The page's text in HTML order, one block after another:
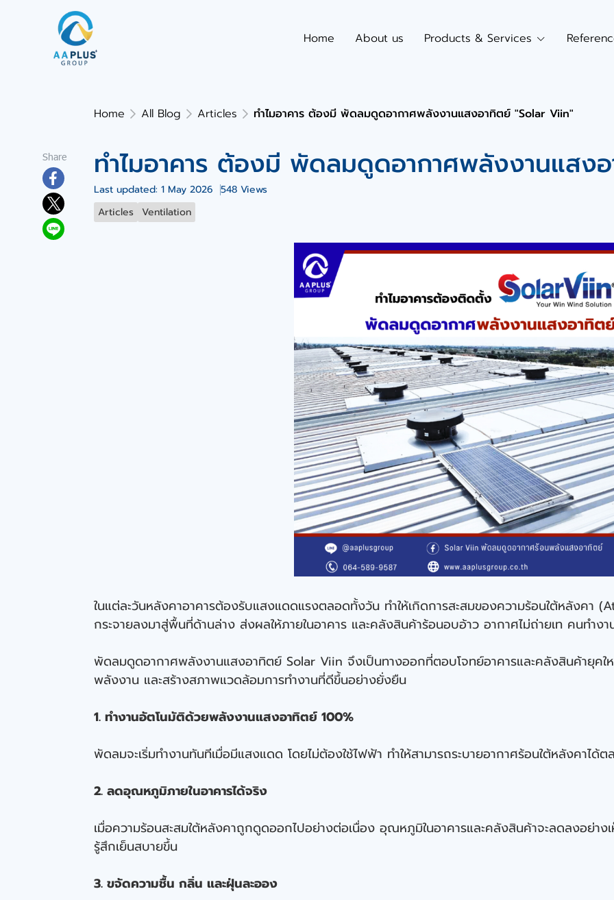
Home About us Products & Services
Home All Blog Articles ทำไมอาคาร ต้องมี พัดลมดูดอากาศพลังงานแสงอาทิตย์ "Solar Viin"
Share ทำไมอาคาร ต้องมี พัดลมดูดอากาศพลังงานแสง
Last updated: 1 May 2026 548 Views
Articles Ventilation
ในแต่ละวันหลังคาอาคารต้องรับแสงแดดแรงตลอดทั้งวัน ทำให้เกิดการสะสมของความร้อนใต้หลังคา
กระจายลงมาสู่พื้นที่ด้านล่าง ส่งผลให้ภายในอาคาร และคลังสินค้าร้อนอบอ้าว อากาศไม่ถ่ายเท คนทำง
พัดลมดูดอากาศพลังงานแสงอาทิตย์ Solar Viin จึงเป็นทางออกที่ตอบโจทย์อาคารและคลังสินค้ายุค
พลังงาน และสร้างสภาพแวดล้อมการทำงานที่ดีขึ้นอย่างยั่งยืน
1. ทำงานอัตโนมัติด้วยพลังงานแสงอาทิตย์ 100%
พัดลมจะเริ่มทำงานทันทีเมื่อมีแสงแดด โดยไม่ต้องใช้ไฟฟ้า ทำให้สามารถระบายอากาศร้อนใต้หลังคาได้
2. ลดอุณหภูมิภายในอาคารได้จริง
เมื่อความร้อนสะสมใต้หลังคาถูกดูดออกไปอย่างต่อเนื่อง อุณหภูมิในอาคารและคลังสินค้าจะลดลงอย่าง
รู้สึกเย็นสบายขึ้น
3. ขจัดความชื้น กลิ่น และฝุ่นละออง